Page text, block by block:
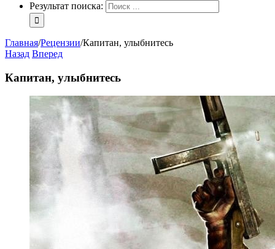
Результат поиска:
Главная/Рецензии/Капитан, улыбнитесь
Назад Вперед
Капитан, улыбнитесь